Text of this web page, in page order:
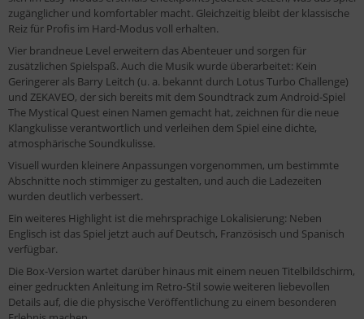
zugänglicher und komfortabler macht. Gleichzeitig bleibt der klassische
Reiz für Profis im Hard-Modus voll erhalten.
Vier brandneue Level erweitern das Abenteuer und sorgen für
zusätzlichen Spielspaß. Auch die Musik wurde überarbeitet: Kein
Geringerer als Barry Leitch (u. a. bekannt durch Lotus Turbo Challenge)
und ZEKAVEO, der sich bereits mit dem Soundtrack zum Android-Spiel
The Mystical Quest einen Namen gemacht hat, zeichnen für die neue
Klangkulisse verantwortlich und verleihen dem Spiel eine dichte,
atmosphärische Soundkulisse.
Visuell wurden kleinere Anpassungen vorgenommen, um bestimmte
Abschnitte noch stimmiger zu gestalten, und auch die Ladezeiten
wurden deutlich verbessert.
Ein weiteres Highlight ist die mehrsprachige Lokalisierung: Neben
Englisch ist das Spiel jetzt auch auf Deutsch, Französisch und Spanisch
verfügbar.
Die Box-Version wartet darüber hinaus mit einem neuen Titelbildschirm,
einer gedruckten Anleitung im Retro-Stil sowie weiteren liebevollen
Details auf, die die physische Veröffentlichung zu einem besonderen